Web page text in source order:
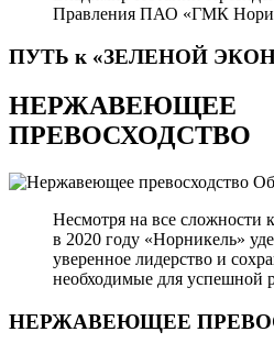
Правления ПАО «ГМК
ПУТЬ к «ЗЕЛЕНОЙ
НЕРЖАВЕЮЩЕЕ
ПРЕВОСХОДСТВО
Несмотря на все сложности
в 2020 году «Норникель»
уверенное лидерство и
необходимые для успешной
НЕРЖАВЕЮЩЕЕ